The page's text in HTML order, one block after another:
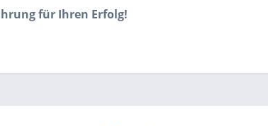
für Ihren Erfolg!